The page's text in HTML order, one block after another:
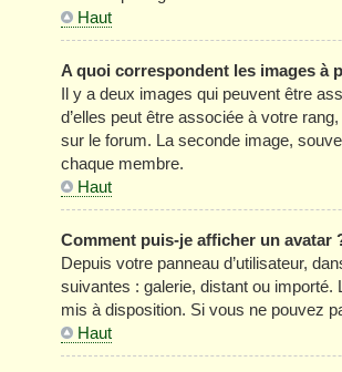
Haut
A quoi correspondent les images à
Il y a deux images qui peuvent être
d’elles peut être associée à votre
sur le forum. La seconde image,
chaque membre.
Haut
Comment puis-je afficher un avatar
Depuis votre panneau d’utilisateur,
suivantes : galerie, distant ou importé.
mis à disposition. Si vous ne pouvez
Haut